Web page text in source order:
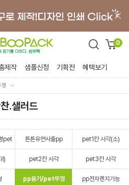
0
제작 샘플신청 기획전 혜택보기
.샐러드
pet 튼튼유연사출pp pet1칸 사각(소)
) pet2칸 사각 pet3칸 사각
pp용기/pet뚜껑 pp전자렌지가능